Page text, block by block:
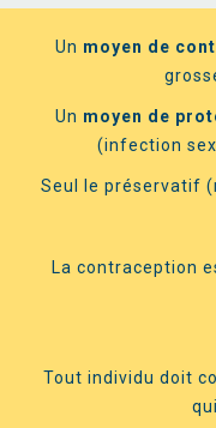
Un moyen de
Un moyen de
(infection
Seul le préservatif
La contraception
Tout individu doit